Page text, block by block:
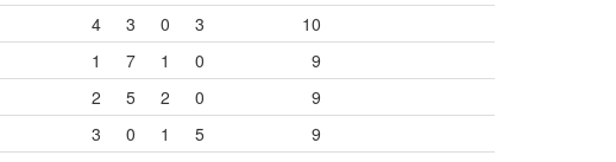
4 3 0 3
10
1 7 1 0
9
2 5 2 0
9
3 0 1 5
9